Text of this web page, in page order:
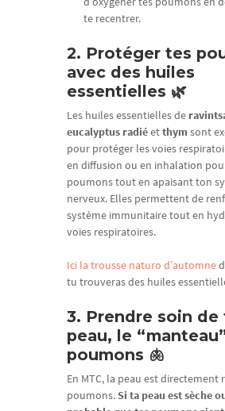
te recentrer.
2. Protéger tes
avec des huiles
essentielles 🌿
Les huiles essentielles de
eucalyptus radiéetthymsont
pour protéger les voies
en diffusion ou en inhalation
poumons tout en apaisant ton
nerveux. Elles permettent de
système immunitaire tout en
voies respiratoires.
Ici la trousse naturo d’automne
tu trouveras des huiles
3. Prendre soin de
peau, le
poumons 🫁
En MTC, la peau est directement
poumons. Si ta peau est sèche